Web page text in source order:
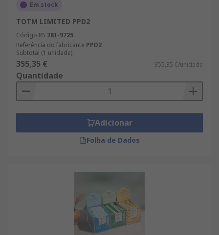
Em stock
TOTM LIMITED PPD2
Código RS 281-9725
Referência do fabricante PPD2
Subtotal (1 unidade)
355,35 € 355,35 €/unidade
Quantidade
Adicionar
Folha de Dados